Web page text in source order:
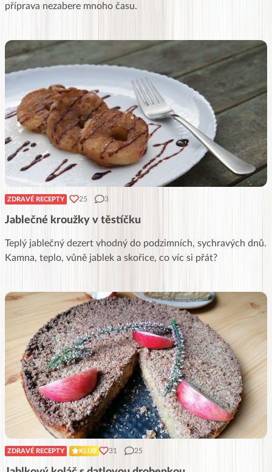
příprava nezabere mnoho času.
ZDRAVÉ RECEPTY 25 3
Jablečné kroužky v těstíčku
Teplý jablečný dezert vhodný do podzimních, sychravých dnů.
Kamna, teplo, vůně jablek a skořice, co víc si přát?
ZDRAVÉ RECEPTY KLUB 31 25